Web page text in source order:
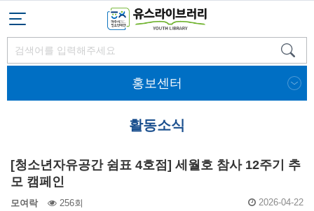
홍보센터
활동소식
[청소년자유공간 쉼표 4호점] 세월호 참사 12주기 추
모 캠페인
모여락 256회 2026-04-22